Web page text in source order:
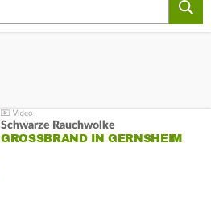
Schwarze Rauchwolke
GROSSBRAND IN GERNSHEIM